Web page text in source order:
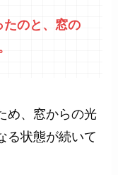
たのと、窓の
め、窓からの光
る状態が続いて